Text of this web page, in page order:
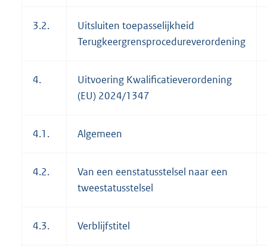
3.2.
Uitsluiten toepasselijkheid
Terugkeergrensprocedureverordening
4.
Uitvoering Kwalificatieverordening
(EU) 2024/1347
4.1. Algemeen
4.2.
Van een eenstatusstelsel naar een
tweestatusstelsel
4.3. Verblijfstitel